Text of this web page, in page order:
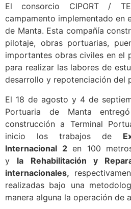
El consorcio CIPORT /
campamento implementado en
de Manta. Esta compañía
pilotaje, obras portuarias,
importantes obras civiles en el
para realizar las labores de
desarrollo y repotenciación del
El 18 de agosto y 4 de
Portuaria de Manta
construcción a Terminal
inicio los trabajos de
Internacional 2 en 100
y la
Rehabilitación y
internacionales,
realizadas bajo una
manera alguna la operación de